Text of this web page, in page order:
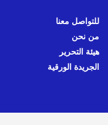
للتواصل معنا
من نحن
هيئة التحرير
الجريدة الورقية